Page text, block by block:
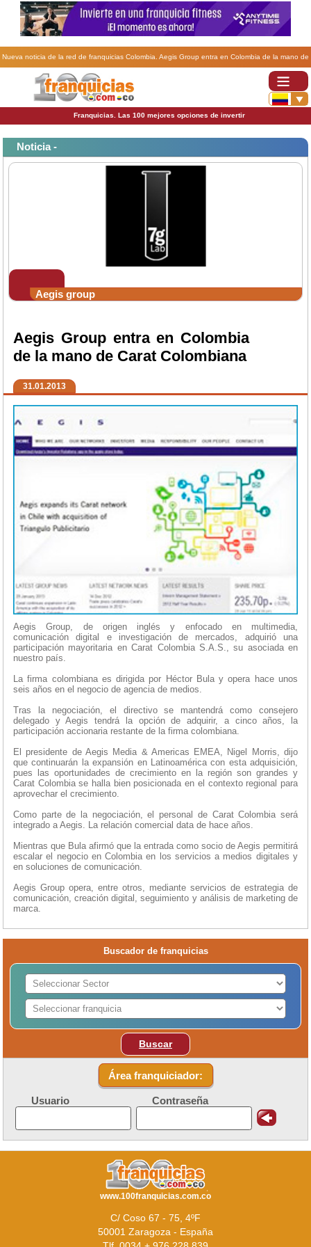
Nueva noticia de la red de franquicias Colombia. Aegis Group entra en Colombia de la mano de
Franquicias. Las 100 mejores opciones de invertir
Noticia -
Aegis group
Aegis Group entra en Colombia
de la mano de Carat Colombiana
31.01.2013
Aegis Group, de origen inglés y enfocado en multimedia,
comunicación digital e investigación de mercados, adquirió una
participación mayoritaria en Carat Colombia S.A.S., su asociada en
nuestro país.
La firma colombiana es dirigida por Héctor Bula y opera hace unos
seis años en el negocio de agencia de medios.
Tras la negociación, el directivo se mantendrá como consejero
delegado y Aegis tendrá la opción de adquirir, a cinco años, la
participación accionaria restante de la firma colombiana.
El presidente de Aegis Media & Americas EMEA, Nigel Morris, dijo
que continuarán la expansión en Latinoamérica con esta adquisición,
pues las oportunidades de crecimiento en la región son grandes y
Carat Colombia se halla bien posicionada en el contexto regional para
aprovechar el crecimiento.
Como parte de la negociación, el personal de Carat Colombia será
integrado a Aegis. La relación comercial data de hace años.
Mientras que Bula afirmó que la entrada como socio de Aegis permitirá
escalar el negocio en Colombia en los servicios a medios digitales y
en soluciones de comunicación.
Aegis Group opera, entre otros, mediante servicios de estrategia de
comunicación, creación digital, seguimiento y análisis de marketing de
marca.
Buscador de franquicias
Buscar
Área franquiciador:
Usuario Contraseña
www.100franquicias.com.co
C/ Coso 67 - 75, 4ºF
50001 Zaragoza - España